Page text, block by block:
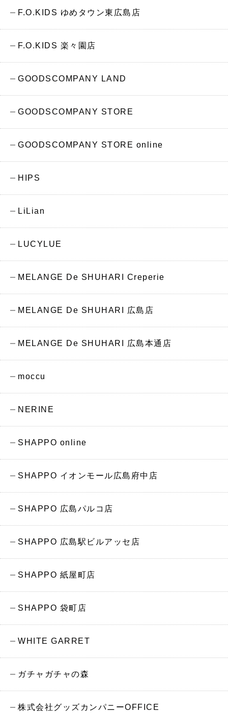
F.O.KIDS ゆめタウン東広島店
F.O.KIDS 楽々園店
GOODSCOMPANY LAND
GOODSCOMPANY STORE
GOODSCOMPANY STORE online
HIPS
LiLian
LUCYLUE
MELANGE De SHUHARI Creperie
MELANGE De SHUHARI 広島店
MELANGE De SHUHARI 広島本通店
moccu
NERINE
SHAPPO online
SHAPPO イオンモール広島府中店
SHAPPO 広島パルコ店
SHAPPO 広島駅ビルアッセ店
SHAPPO 紙屋町店
SHAPPO 袋町店
WHITE GARRET
ガチャガチャの森
株式会社グッズカンパニーOFFICE